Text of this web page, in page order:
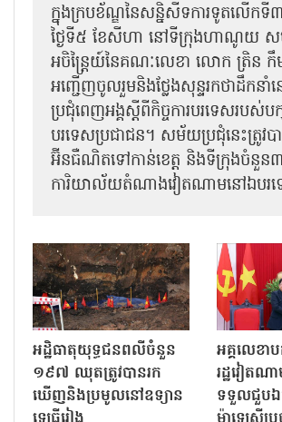
ក្នុងក្របខ័ណ្ឌនៃសន្និសីទការទូតលើក
ថ្ងៃទី៥ ខែសីហា នៅទីក្រុងហាណូយ ស
អចិន្ត្រៃយ៍នៃគណៈលេខា លោក ត្រិន កឹ
អញ្ជើញ​ចូលរួមនិងថ្លែងសុន្ទរកថាដឹកន
ប្រជុំពេញអង្គស្តីពី​​កិច្ច​ការបរទេសរបស់​ប
បរទេស​ប្រជាជន។ សម័យប្រជុំនេះត្រូវបា
អ៊ីនធឺណិតទៅកាន់ខេត្ត និងទីក្រុងចំនួន
ការិយាល័យតំណាងវៀតណាមនៅឯ​បរ
អដ្ឋិធាតុយុទ្ធជនពលីចំនួន
១៩៧ ឈុតត្រូវបានរក
ឃើញនិងប្រមូលនៅឧទ្យាន
អគ្គលេខា
រដ្ឋវៀត
ទទួលជួបឯក